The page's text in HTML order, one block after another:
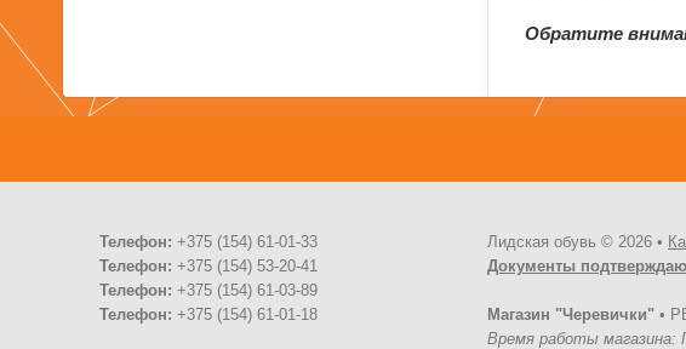
Обратите
Телефон: +375 (154) 61-01-33
Телефон: +375 (154) 53-20-41
Телефон: +375 (154) 61-03-89
Телефон: +375 (154) 61-01-18
Лидская обувь © 2026 •
Документы
Магазин "Черевички" •
Время работы магазина: